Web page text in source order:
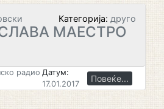
Категорија: друго
МАЕСТРО
радио Датум:
17.01.2017
Повеќе...